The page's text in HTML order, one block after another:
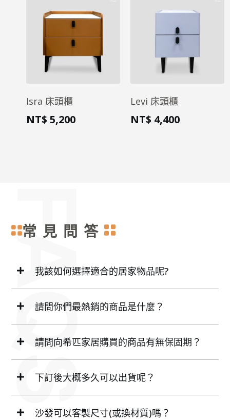
Isra 床頭櫃
NT$ 5,200
Levi 床頭櫃
NT$ 4,400
常見問答
我該如何選擇適合的居家物品呢?
請問你們最熱銷的商品是什麼？
請問向希匹家居購買的商品有無保固期？
下訂後大概多久可以出貨呢？
沙發可以客製尺寸(或換材質)嗎？